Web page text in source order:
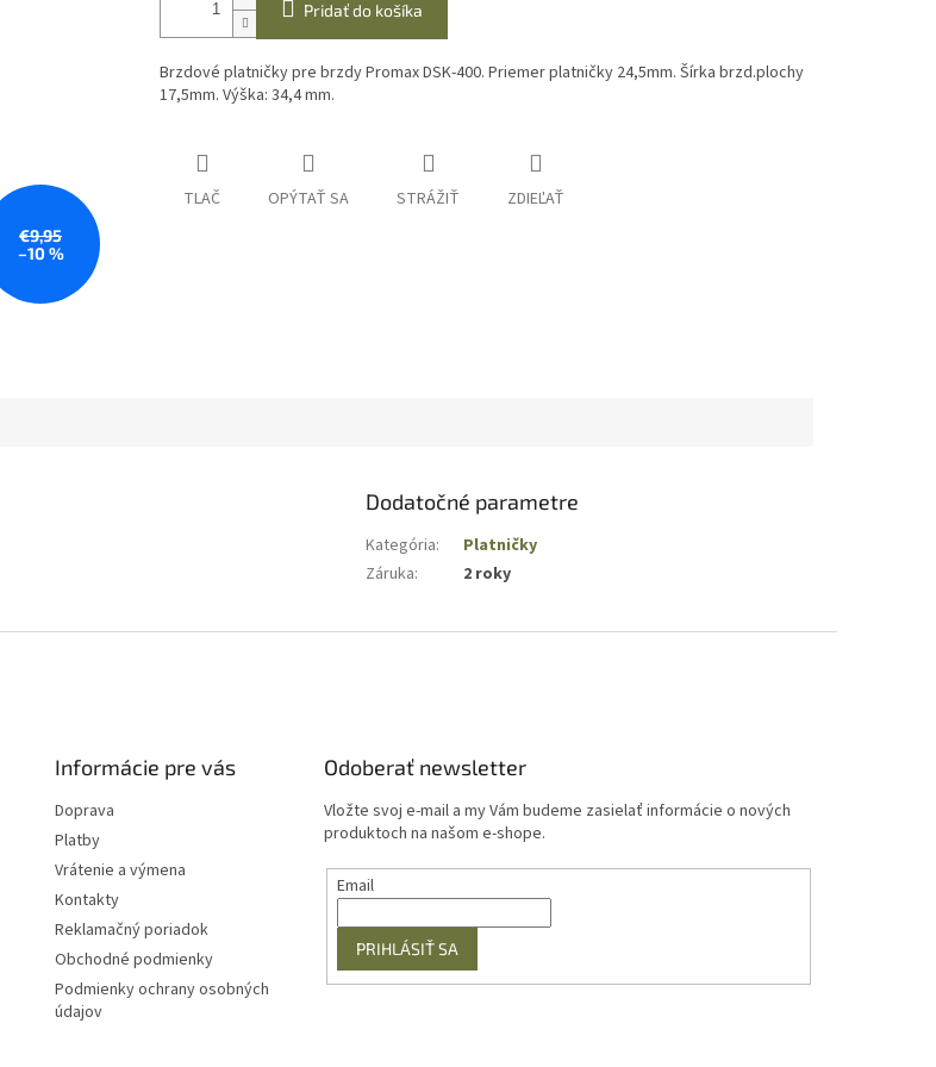
€9,95
–10 %
Pridať do košíka
Brzdové platničky pre brzdy Promax DSK-400. Priemer platničky 24,5mm. Šírka brzd.plochy
17,5mm. Výška: 34,4 mm.
TLAČ OPÝTAŤ SA STRÁŽIŤ ZDIEĽAŤ
Dodatočné parametre
Kategória:
Platničky
Záruka: 2 roky
Informácie pre vás
Doprava
Platby
Vrátenie a výmena
Kontakty
Reklamačný poriadok
Obchodné podmienky
Podmienky ochrany osobných
údajov
Odoberať newsletter
Vložte svoj e-mail a my Vám budeme zasielať informácie o nových
produktoch na našom e-shope.
Email
PRIHLÁSIŤ SA